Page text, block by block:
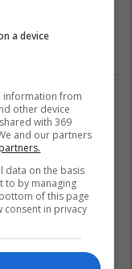
a device
information from
other device
with 369
and our partners
data on the basis
to by managing
of this page
consent in privacy